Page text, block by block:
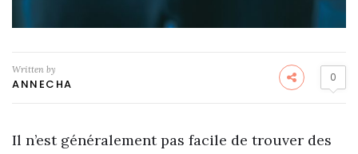
Written by
ANNECHA 0
Il n’est généralement pas facile de trouver des